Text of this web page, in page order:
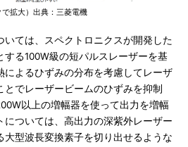
拡大）出典：三菱電機
ては、スペクトロニクスが開発した
る100W級の短パルスレーザーを基
によるひずみの分布を考慮してレーザ
でレーザービームのひずみを抑制
以上の増幅器を使って出力を増幅
については、高出力の深紫外レーザー
大型波長変換素子を切り出せるような